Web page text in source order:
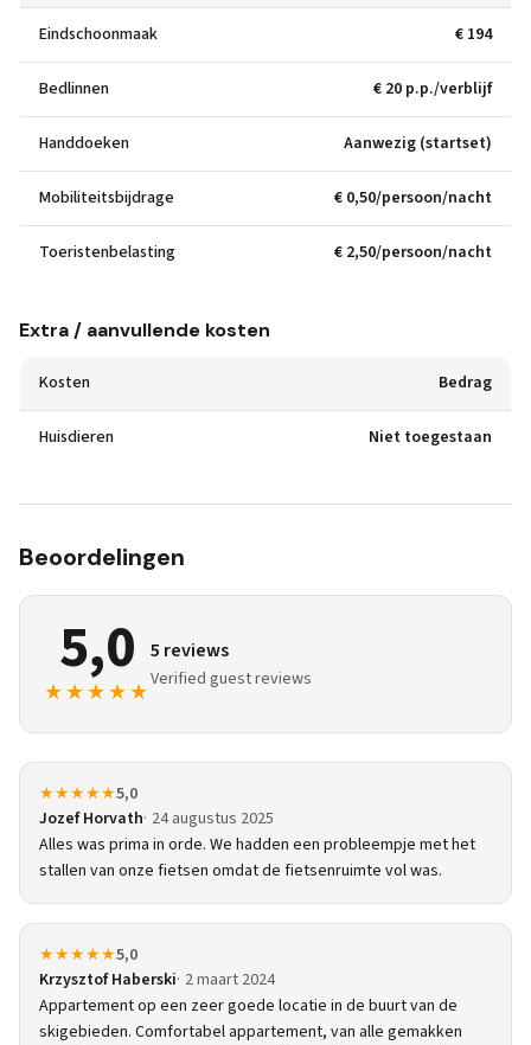
Eindschoonmaak € 194
Bedlinnen € 20 p.p./verblijf
Handdoeken Aanwezig (startset)
Mobiliteitsbijdrage € 0,50/persoon/nacht
Toeristenbelasting € 2,50/persoon/nacht
Extra / aanvullende kosten
Kosten Bedrag
Huisdieren Niet toegestaan
Beoordelingen
5,0
★★★★★
5 reviews
Verified guest reviews
★★★★★5,0
Jozef Horvath 24 augustus 2025
Alles was prima in orde. We hadden een probleempje met het
stallen van onze fietsen omdat de fietsenruimte vol was.
★★★★★5,0
Krzysztof Haberski 2 maart 2024
Appartement op een zeer goede locatie in de buurt van de
skigebieden. Comfortabel appartement, van alle gemakken